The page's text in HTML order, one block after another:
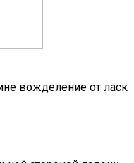
вожделение от ласк